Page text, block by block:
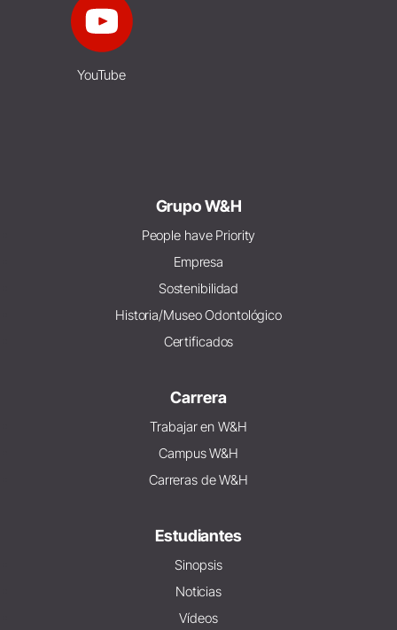
YouTube
Grupo W&H
People have Priority
Empresa
Sostenibilidad
Historia/Museo Odontológico
Certificados
Carrera
Trabajar en W&H
Campus W&H
Carreras de W&H
Estudiantes
Sinopsis
Noticias
Vídeos